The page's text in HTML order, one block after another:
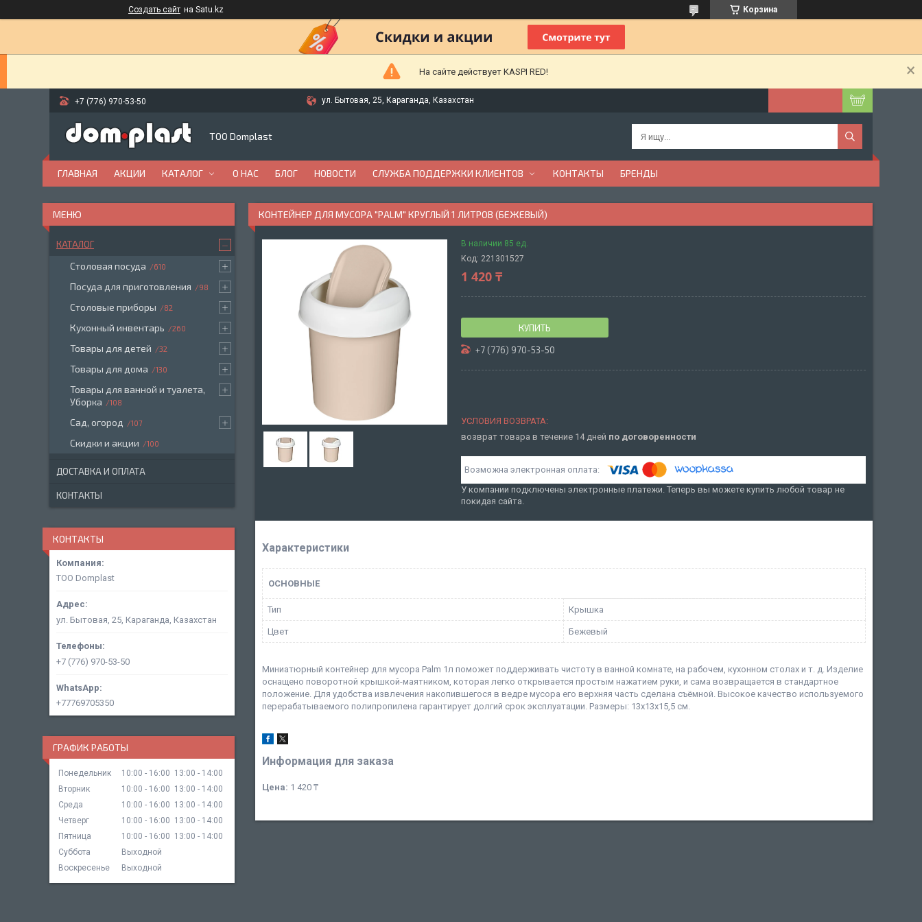
Создать сайт на Satu.kz Корзина
На сайте действует KASPI RED!
+7 (776) 970-53-50 ул. Бытовая, 25, Караганда, Казахстан
ТОО Domplast
ГЛАВНАЯ АКЦИИ КАТАЛОГ О НАС БЛОГ НОВОСТИ СЛУЖБА ПОДДЕРЖКИ КЛИЕНТОВ КОНТАКТЫ БРЕНДЫ
КОНТЕЙНЕР ДЛЯ МУСОРА "PALM" КРУГЛЫЙ 1 ЛИТРОВ (БЕЖЕВЫЙ)
В наличии 85 ед.
Код: 221301527
1 420 ₸
КУПИТЬ
+7 (776) 970-53-50
возврат товара в течение 14 дней по договоренности
У компании подключены электронные платежи. Теперь вы можете купить любой товар не
покидая сайта.
Характеристики
ОСНОВНЫЕ
Тип Крышка
Цвет Бежевый
Миниатюрный контейнер для мусора Palm 1л поможет поддерживать чистоту в ванной комнате, на рабочем, кухонном столах и т. д. Изделие
оснащено поворотной крышкой-маятником, которая легко открывается простым нажатием руки, и сама возвращается в стандартное
положение. Для удобства извлечения накопившегося в ведре мусора его верхняя часть сделана съёмной. Высокое качество используемого
перерабатываемого полипропилена гарантирует долгий срок эксплуатации. Размеры: 13х13х15,5 см.
Информация для заказа
Цена: 1 420 ₸
КАТАЛОГ
Столовая посуда 610
Посуда для приготовления 98
Столовые приборы 82
Кухонный инвентарь 260
Товары для детей 32
Товары для дома 130
Товары для ванной и туалета,
Уборка
108
Сад, огород 107
Скидки и акции 100
ДОСТАВКА И ОПЛАТА
КОНТАКТЫ
КОНТАКТЫ
ТОО Domplast
ул. Бытовая, 25, Караганда, Казахстан
+7 (776) 970-53-50
+77769705350
ГРАФИК РАБОТЫ
Понедельник 10:00 16:00 13:00
14:00
Вторник
10:00 16:00 13:00
14:00
Среда
10:00 16:00 13:00
14:00
Четверг
10:00 16:00 13:00
14:00
Пятница
10:00 16:00 13:00
14:00
Суббота
Выходной
Воскресенье
Выходной